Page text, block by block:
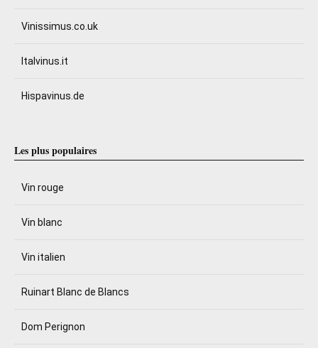
Vinissimus.co.uk
Italvinus.it
Hispavinus.de
Les plus populaires
Vin rouge
Vin blanc
Vin italien
Ruinart Blanc de Blancs
Dom Perignon